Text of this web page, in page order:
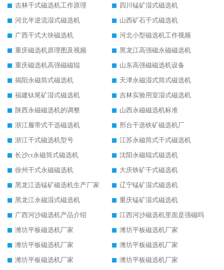
吉林干式磁选机工作原理
四川锰矿湿式磁选机
河北半逆流湿式磁选机
山西矿石干式磁选机
广西干式大块磁选机
河北小型磁选机工作视频
重庆磁选机原理图及视频
黑龙江高强磁永磁磁选机
重庆磁选机高强磁磁辊
山东高强磁磁选机设备
揭阳永磁筒式磁选机
天津永磁湿式筒式磁选机
福建钛尾矿湿式磁选机
吉林实验用室湿式磁选机
陕西永磁磁选机的调整
山西永磁磁选机标准
浙江履带式干选磁选机
邢台干选铁矿磁选机厂
浙江干式磁选机型号
江苏永磁筒式干式磁选机
长沙ct永磁筒式磁选机
沈阳永磁辊式磁选机
徐州干式永磁磁选机
大庆铁矿干式磁选机
黑龙江选锰矿磁选机生产厂家
辽宁锰矿湿式磁选机
黑龙江永磁湿式磁选机
重庆锰矿湿式磁选机
广西河沙磁选机产品介绍
江西河沙磁选机里面是强磁吗
潍坊平板磁选机厂家
潍坊平板磁选机厂家
潍坊平板磁选机厂家
潍坊平板磁选机厂家
潍坊平板磁选机厂家
潍坊平板磁选机厂家